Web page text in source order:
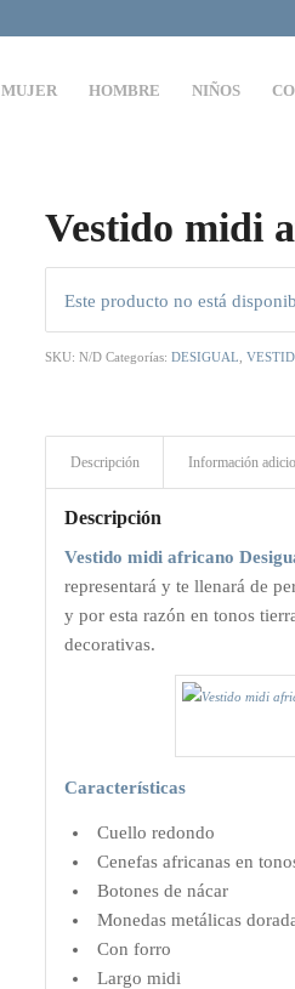
MUJER HOMBRE NIÑOS
Vestido midi
Este producto no está
SKU:N/D Categorías:DESIGUAL ,
Descripción Información
Descripción
Vestido midi africano
representará y te llenará de
y por esta razón en tonos
decorativas.
Características
Cuello redondo
Cenefas africanas en
Botones de nácar
Monedas metálicas
Con forro
Largo midi